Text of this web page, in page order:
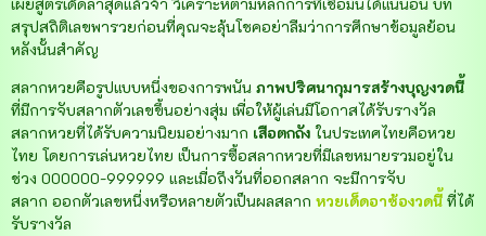
สรุปสถิติเลขพารวยก่อนที่คุณจะลุ้นโชคอย่าลืมว่าการศึกษาข้อมูลย้อน
หลังนั้นสำคัญ
สลากหวยคือรูปแบบหนึ่งของการพนัน ภาพปริศนากุมารสร้างบุญงวดนี้
ที่มีการจับสลากตัวเลขขึ้นอย่างสุ่ม เพื่อให้ผู้เล่นมีโอกาสได้รับรางวัล
สลากหวยที่ได้รับความนิยมอย่างมาก เสือตกถัง ในประเทศไทยคือหวย
ไทย โดยการเล่นหวยไทย เป็นการซื้อสลากหวยที่มีเลขหมายรวมอยู่ใน
ช่วง 000000-999999 และเมื่อถึงวันที่ออกสลาก จะมีการจับ
สลาก ออกตัวเลขหนึ่งหรือหลายตัวเป็นผลสลาก หวยเด็ดอาซ้องวดนี้ ที่ได้
รับรางวัล